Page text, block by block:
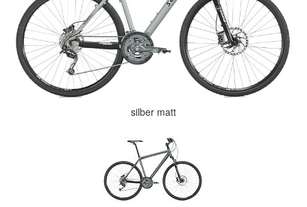
silber matt